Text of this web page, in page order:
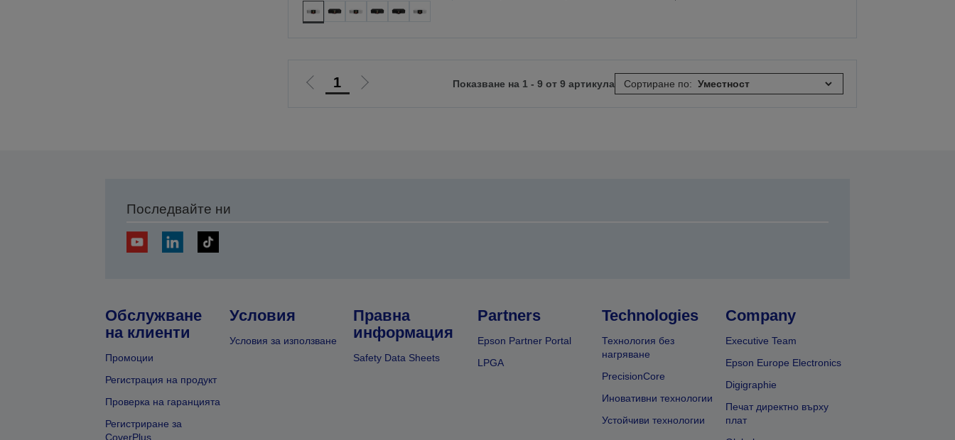
Отиди
1
Отиди
Показване на 1 - 9 от 9 артикула Сортиране по:
Последвайте ни
Обслужване
на клиенти
Промоции
Регистрация на продукт
Проверка на гаранцията
Регистриране за
CoverPlus
Условия
Условия за използване
Правна
информация
Safety Data Sheets
Partners
Epson Partner Portal
LPGA
Technologies
Технология без
нагряване
PrecisionCore
Иновативни технологии
Устойчиви технологии
Company
Executive Team
Epson Europe Electronics
Digigraphie
Печат директно върху
плат